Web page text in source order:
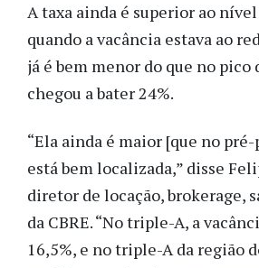
A taxa ainda é superior ao
quando a vacância estava ao
já é bem menor do que no pico
chegou a bater 24%.
“Ela ainda é maior [que no
está bem localizada,” disse
diretor de locação, brokerage,
da CBRE. “No triple-A, a
16,5%, e no triple-A da região